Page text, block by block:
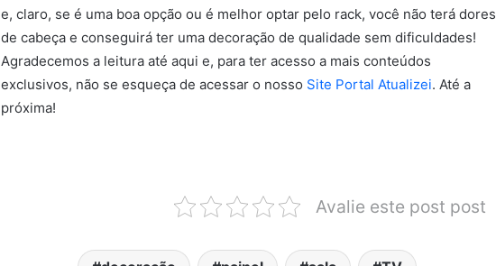
e, claro, se é uma boa opção ou é melhor optar pelo rack, você não terá dores
de cabeça e conseguirá ter uma decoração de qualidade sem dificuldades!
Agradecemos a leitura até aqui e, para ter acesso a mais conteúdos
exclusivos, não se esqueça de acessar o nosso Site Portal Atualizei. Até a
próxima!
Avalie este post post